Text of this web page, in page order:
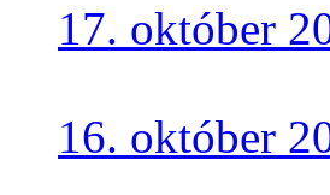
17. október
16. október